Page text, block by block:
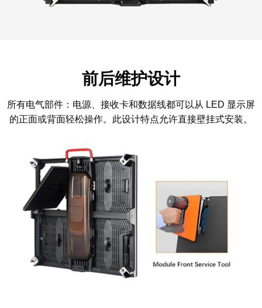
前后维护设计
所有电气部件：电源、接收卡和数据线都可以从 LED 显示屏
的正面或背面轻松操作。此设计特点允许直接壁挂式安装。